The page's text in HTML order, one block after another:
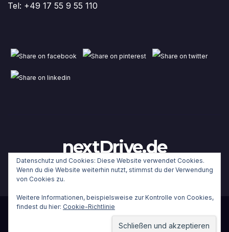
Tel: +49 17 55 9 55 110
nextDrive.de
Stolz präsentiert von WordPress|Theme:Newsupvon
Themeansar
Datenschutz und Cookies: Diese Website verwendet Cookies.
Wenn du die Website weiterhin nutzt, stimmst du der Verwendung
von Cookies zu.
Weitere Informationen, beispielsweise zur Kontrolle von Cookies,
findest du hier: Cookie-Richtlinie